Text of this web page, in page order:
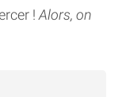
! Alors, on